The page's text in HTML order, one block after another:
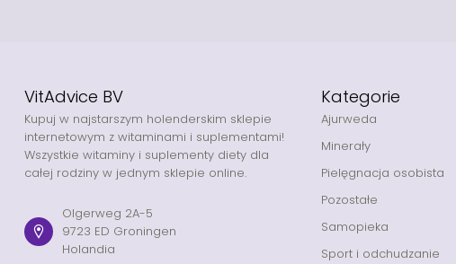
VitAdvice BV
Kupuj w najstarszym holenderskim sklepie
internetowym z witaminami i suplementami!
Wszystkie witaminy i suplementy diety dla
całej rodziny w jednym sklepie online.
Olgerweg 2A-5
9723 ED Groningen
Holandia
Kategorie
Ajurweda
Minerały
Pielęgnacja osobista
Pozostałe
Samopieka
Sport i odchudzanie